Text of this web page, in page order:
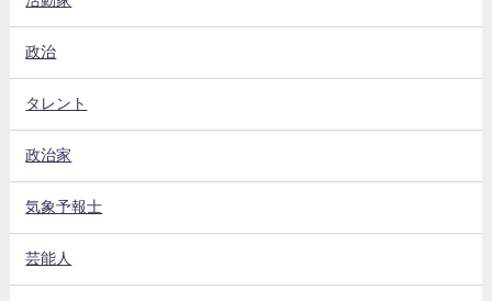
政治
タレント
政治家
気象予報士
芸能人